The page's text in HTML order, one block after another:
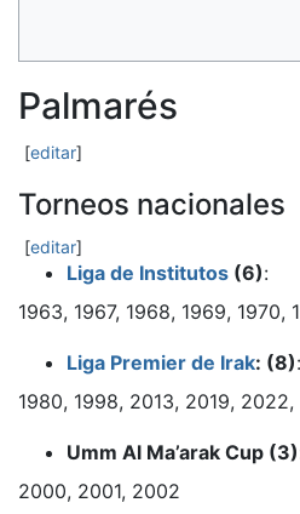
Palmarés
[editar]
Torneos nacionales
[editar]
Liga de Institutos (6):
1963, 1967, 1968, 1969, 1970,
Liga Premier de Irak: (8):
1980, 1998, 2013, 2019,
Umm Al Ma’arak Cup (3)
2000, 2001, 2002